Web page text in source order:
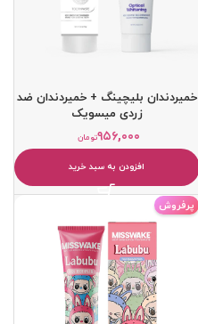
خمیردندان بلیچینگ + خمیردندان ضد
زردی میسویک
تومان۹۵۶,۰۰۰
افزودن به سبد خرید
پرفروش